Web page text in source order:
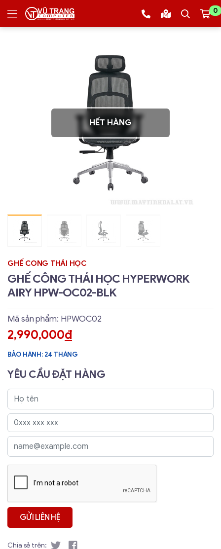
0
HẾT HÀNG
GHẾ CONG THÁI HỌC
GHẾ CÔNG THÁI HỌC HYPERWORK
AIRY HPW-OC02-BLK
Mã sản phẩm: HPWOC02
2,990,000đ
BẢO HÀNH: 24 THÁNG
YÊU CẦU ĐẶT HÀNG
Chia sẻ trên: